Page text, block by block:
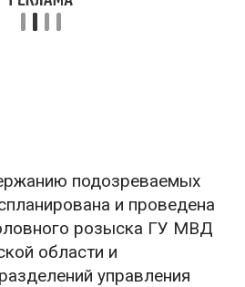
подозреваемых
и проведена
розыска ГУ МВД
области и
управления